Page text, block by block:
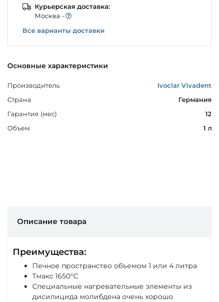
Основные характеристики
Производитель
Ivoclar Vivadent
Страна
Германия
Гарантия (мес)
12
Объем
1 л
Курьерская доставка:
Моcква -
Все варианты доставки
Описание товара
Преимущества:
Печное пространство объемом 1 или 4 литра
Tмакс 1650°C
Специальные нагревательные элементы из
дисилицида молибдена очень хорошо